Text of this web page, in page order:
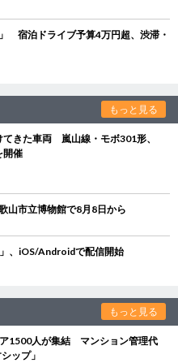
宿泊ドライブ予算4万円超、渋滞・
もっと見る
きた車両 嵐山線・モボ301形、
開催
山市立博物館で8月8日から
、iOS/Androidで配信開始
もっと見る
ア1500人が集結 マンション管理代
ップ」